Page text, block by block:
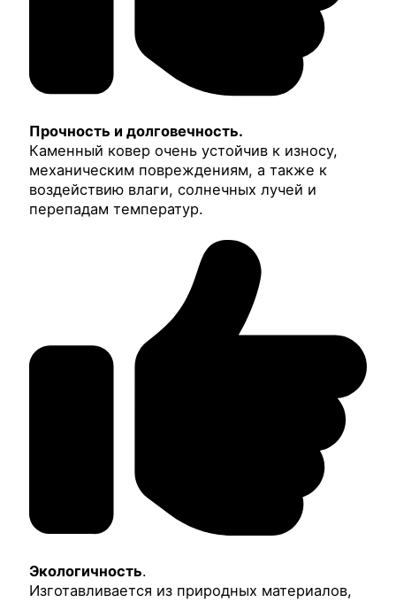
Прочность и долговечность.
Каменный ковер очень устойчив к износу,
механическим повреждениям, а также к
воздействию влаги, солнечных лучей и
перепадам температур.
Экологичность.
Изготавливается из природных материалов,